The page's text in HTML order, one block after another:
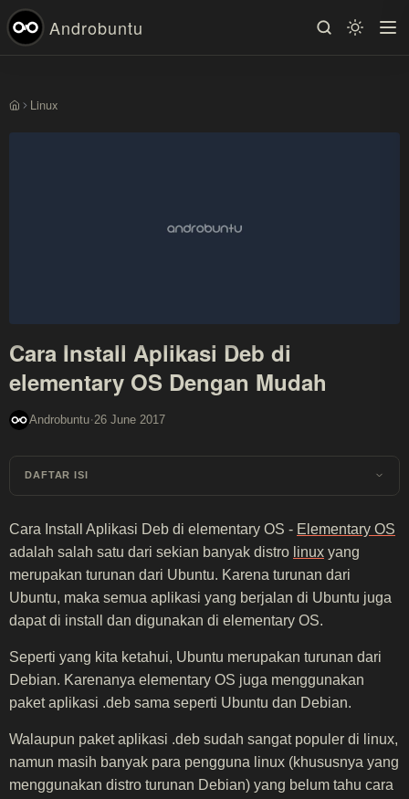
Androbuntu
Beranda
Linux
Cara Install Aplikasi Deb di
elementary OS Dengan Mudah
Androbuntu·26 June 2017
DAFTAR ISI
Cara Install Aplikasi Deb di elementary OS - Elementary OS
adalah salah satu dari sekian banyak distro linux yang
merupakan turunan dari Ubuntu. Karena turunan dari
Ubuntu, maka semua aplikasi yang berjalan di Ubuntu juga
dapat di install dan digunakan di elementary OS.
Seperti yang kita ketahui, Ubuntu merupakan turunan dari
Debian. Karenanya elementary OS juga menggunakan
paket aplikasi .deb sama seperti Ubuntu dan Debian.
Walaupun paket aplikasi .deb sudah sangat populer di linux,
namun masih banyak para pengguna linux (khususnya yang
menggunakan distro turunan Debian) yang belum tahu cara